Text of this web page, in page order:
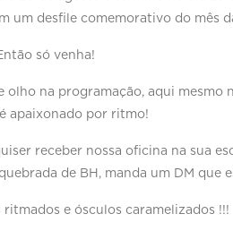
um desfile comemorativo do mês
só venha!
olho na programação, aqui
apaixonado por ritmo!
receber nossa oficina na sua
de BH, manda um DM que
ritmados e ósculos caramelizados !!!